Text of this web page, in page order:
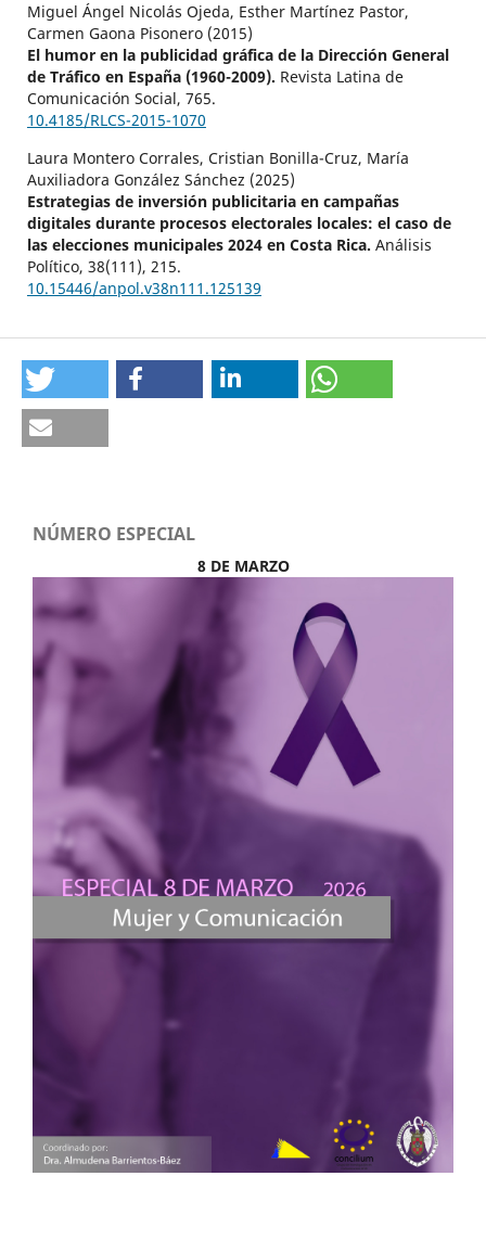
Miguel Ángel Nicolás Ojeda, Esther Martínez Pastor,
Carmen Gaona Pisonero (2015)
El humor en la publicidad gráfica de la Dirección General
de Tráfico en España (1960-2009). Revista Latina de
Comunicación Social, 765.
10.4185/RLCS-2015-1070
Laura Montero Corrales, Cristian Bonilla-Cruz, María
Auxiliadora González Sánchez (2025)
Estrategias de inversión publicitaria en campañas
digitales durante procesos electorales locales: el caso de
las elecciones municipales 2024 en Costa Rica. Análisis
Político, 38(111), 215.
10.15446/anpol.v38n111.125139
NÚMERO ESPECIAL
8 DE MARZO